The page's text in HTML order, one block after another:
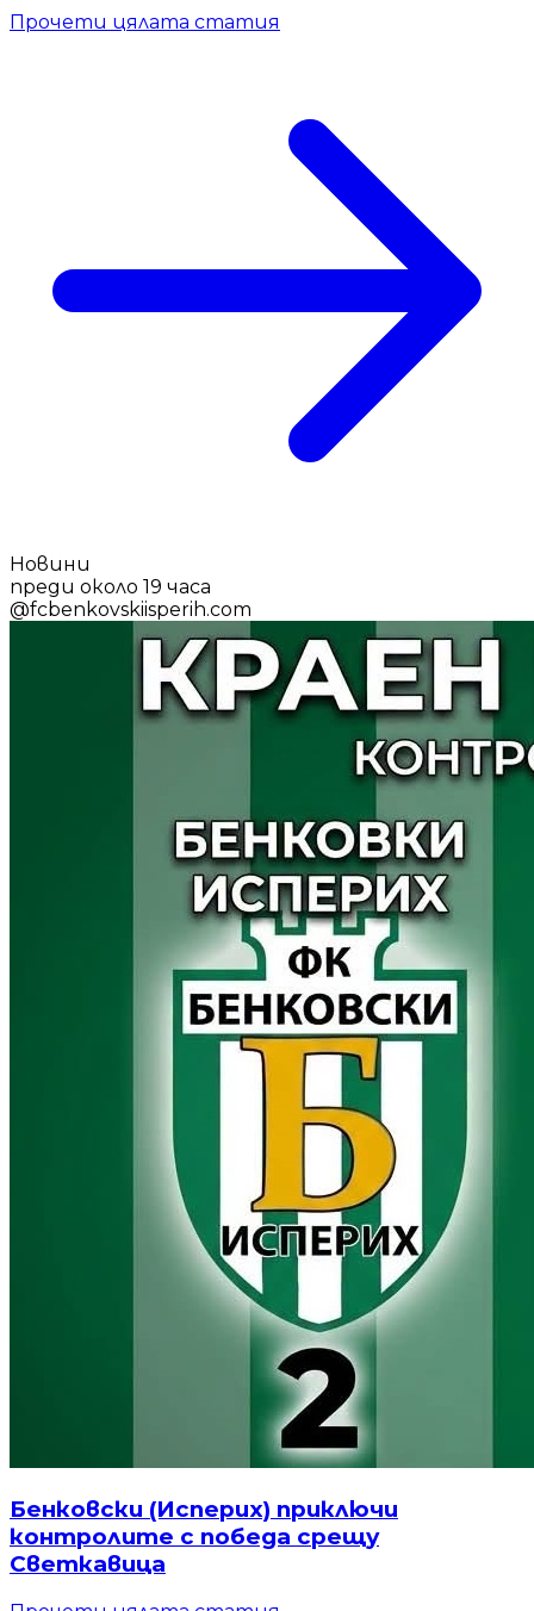
Прочети цялата статия
Новини
преди около 19 часа
@fcbenkovskiisperih.com
Бенковски (Исперих) приключи
контролите с победа срещу
Светкавица